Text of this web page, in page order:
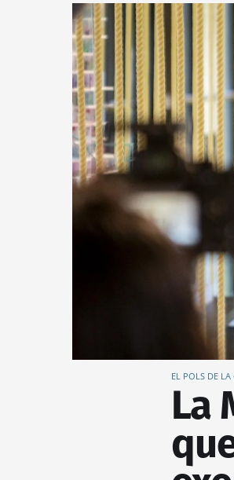
EL POLS DE LA
La